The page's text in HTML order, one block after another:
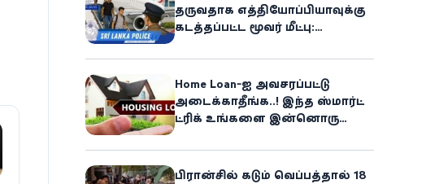
தருவதாக எத்தியோப்பியாவுக்கு
கடத்தப்பட்ட மூவர் மீட்பு:
Home Loan-ஐ அவசரப்பட்டு
அடைக்காதீங்க..! இந்த ஸ்மார்ட்
ட்ரிக் உங்களை இன்னொரு
உரிமையாளராக்கலாம்!
பிரான்சில் கடும் வெப்பத்தால் 18